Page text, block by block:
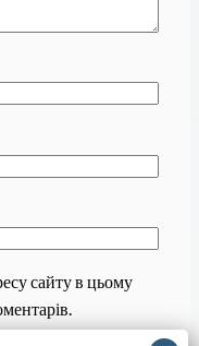
сайту в цьому